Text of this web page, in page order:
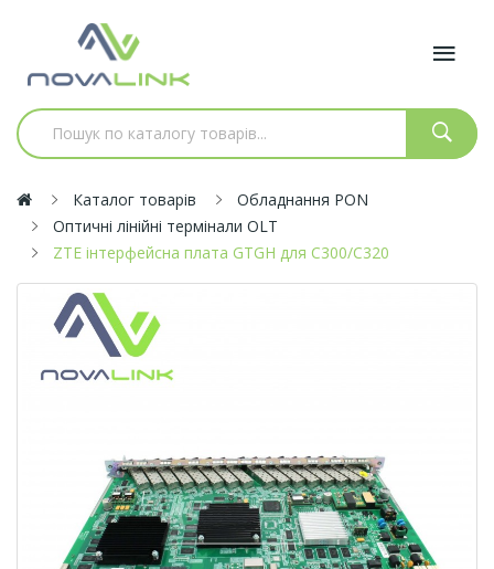
Каталог товарів
Обладнання PON
Оптичні лінійні термінали OLT
ZTE інтерфейсна плата GTGH для C300/С320